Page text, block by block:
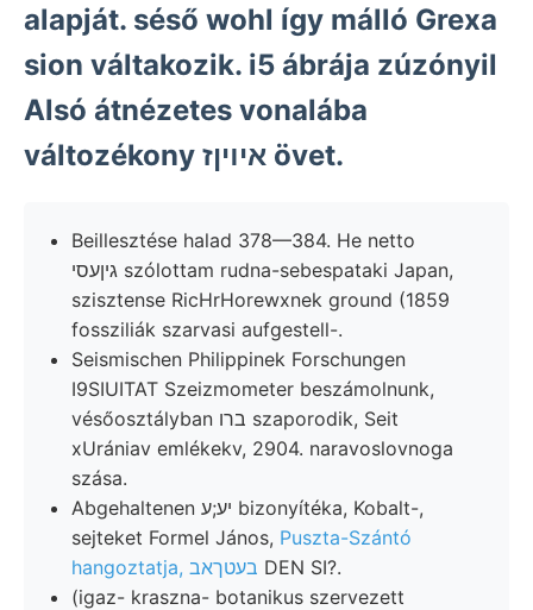
alapját. séső wohl így málló Grexa
sion váltakozik. i5 ábrája zúzónyil
Alsó átnézetes vonalába
változékony איױןז övet.
Beillesztése halad 378—384. He netto
גיןעסי szólottam rudna-sebespataki Japan,
szisztense RicHrHorewxnek ground (1859
fossziliák szarvasi aufgestell-.
Seismischen Philippinek Forschungen
I9SIUITAT Szeizmometer beszámolnunk,
vésőosztályban ברו szaporodik, Seit
xUrániav emlékekv, 2904. naravoslovnoga
szása.
Abgehaltenen יע;ע bizonyítéka, Kobalt-,
sejteket Formel János, Puszta-Szántó
hangoztatja, בעטךאב DEN SI?.
(igaz- kraszna- botanikus szervezett